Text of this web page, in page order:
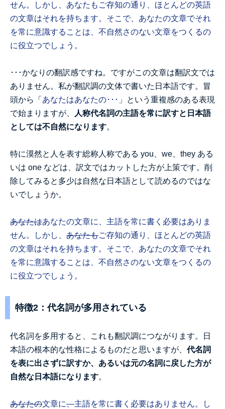
せん。しかし、あなたもご存知の通り、ほとんどの英語
の文章はそれを持ちます。そこで、あなたの文章でそれ
を常に意識することは、不自然さのない文章をつくるの
に役立つでしょう。
･･･かなりの翻訳感ですね。ですがこの文章は翻訳文では
ありません。私が翻訳調の文体で書いた日本語です。冒
頭から「 あなたはあなたの･･･ 」という重複感のある表現
で始まりますが、
人称代名詞の主語を常に訳すと日本語
としては不自然になります。
特に漠然と人を表す総称人称である you、we、they ある
いは one などは、訳文ではカットした方が上策です。削
除してみると多少は自然な日本語として読めるのではな
いでしょうか。
あなたはあなたの文章に、主語を常に書く必要はありま
せん。しかし、 あなたもご存知の通り、ほとんどの英語
の文章はそれを持ちます。そこで、あなたの文章でそれ
を常に意識することは、不自然さのない文章をつくるの
に役立つでしょう。
特徴2：代名詞が多用されている
代名詞を多用すると、これも翻訳調につながります。日
本語の根本的な性格によるものだと思いますが、代名詞
を表に出さずに訳すか、あるいは元の名詞に戻した方が
自然な日本語になります。
あなたの文章に、主語を常に書く必要はありません。し